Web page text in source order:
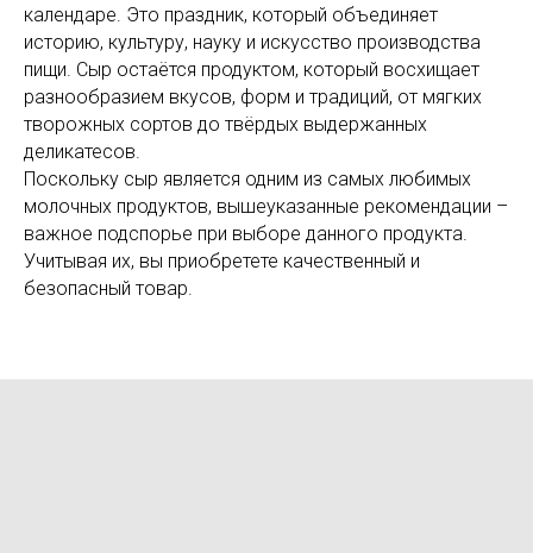
календаре. Это праздник, который объединяет
историю, культуру, науку и искусство производства
пищи. Сыр остаётся продуктом, который восхищает
разнообразием вкусов, форм и традиций, от мягких
творожных сортов до твёрдых выдержанных
деликатесов.
Поскольку сыр является одним из самых любимых
молочных продуктов, вышеуказанные рекомендации –
важное подспорье при выборе данного продукта.
Учитывая их, вы приобретете качественный и
безопасный товар.